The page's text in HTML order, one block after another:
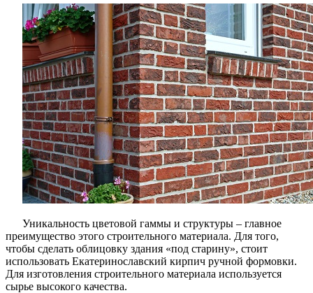
Уникальность цветовой гаммы и структуры – главное
преимущество этого строительного материала. Для того,
чтобы сделать облицовку здания «под старину», стоит
использовать Екатеринославский кирпич ручной формовки.
Для изготовления строительного материала используется
сырье высокого качества.